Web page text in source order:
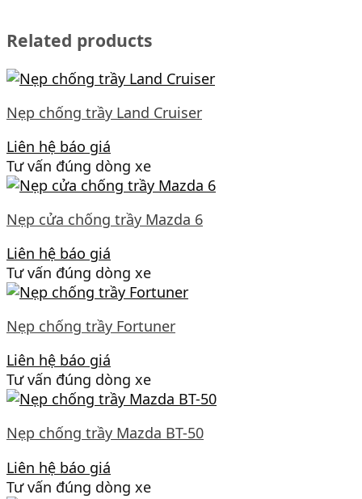
Related products
Nẹp chống trầy Land Cruiser
Liên hệ báo giá
Tư vấn đúng dòng xe
Nẹp cửa chống trầy Mazda 6
Liên hệ báo giá
Tư vấn đúng dòng xe
Nẹp chống trầy Fortuner
Liên hệ báo giá
Tư vấn đúng dòng xe
Nẹp chống trầy Mazda BT-50
Liên hệ báo giá
Tư vấn đúng dòng xe